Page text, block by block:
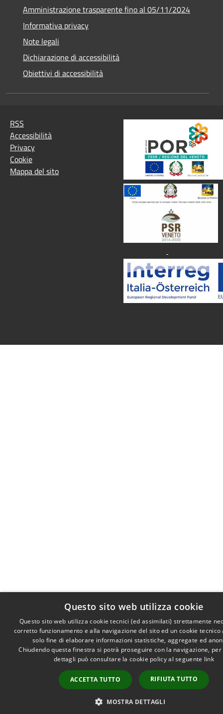
Amministrazione trasparente fino al 05/11/2024
Informativa privacy
Note legali
Dichiarazione di accessibilità
Obiettivi di accessibilità
RSS
Accessibilità
Privacy
Cookie
Mappa del sito
Questo sito web utilizza cookie
Questo sito web utilizza cookie tecnici (ed assimilati) strettamente
corretto funzionamento e alla navigazione del sito ed un cookie tecnico
solo fine di elaborare informazioni statistiche, aggregate ed
Chiudendo questa finestra si potrà proseguire con la navigazione,
dettagli può consultare la cookie policy al seguente link
ACCETTA TUTTO RIFIUTA TUTTO
MOSTRA DETTAGLI